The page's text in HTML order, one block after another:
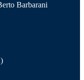
Barbarani